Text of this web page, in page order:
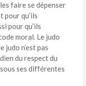
faire se dépenser
pour qu’ils
pour qu’ils
moral. Le judo
judo n’est pas
du respect du
ses différentes